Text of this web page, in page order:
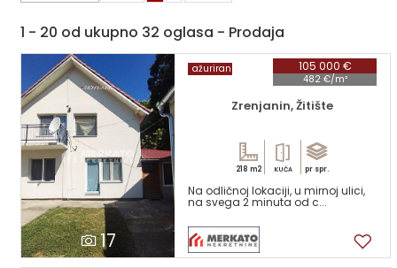
1 - 20 od ukupno 32 oglasa - Prodaja
17
105 000 €
482 €/m²
ažuriran
Zrenjanin, Žitište
218 m2 KUĆA pr spr.
Na odličnoj lokaciji, u mirnoj ulici,
na svega 2 minuta od c...